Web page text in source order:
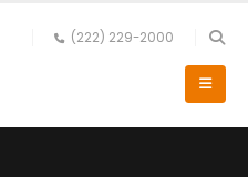
(222) 229-2000